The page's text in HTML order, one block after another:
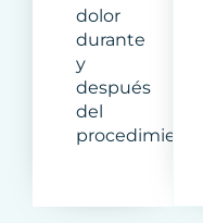
dolor
durante
y
después
del
procedimiento.